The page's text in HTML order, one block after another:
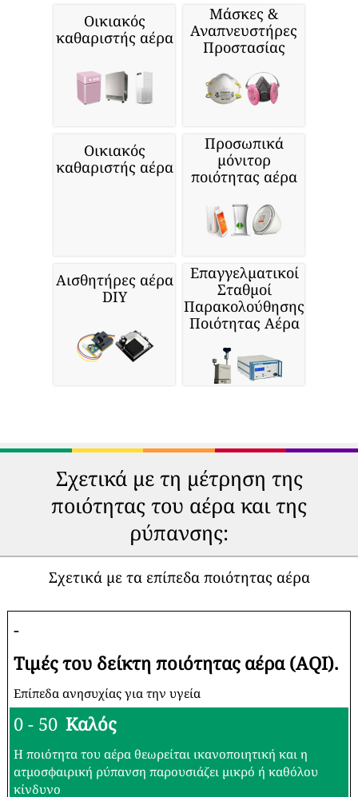
Wordpress Cloud API
Αναζητάτε περισσότερα προϊόντα
σχετικά με την ποιότητα του αέρα;
καθαριστής αέρα
Μάσκες &
Αναπνευστήρες
Οικιακός
μόνιτορ
ποιότητας αέρα
Αισθητήρες αέρα
DIY
Επαγγελματικοί
Σταθμοί
Ποιότητας Αέρα
Σχετικά με τη μέτρηση της